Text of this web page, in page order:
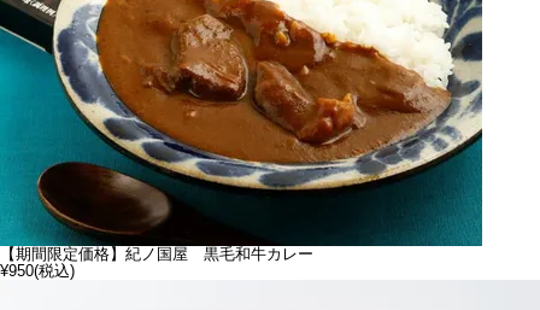
【期間限定価格】紀ノ国屋 黒毛和牛カレー
¥950(税込)